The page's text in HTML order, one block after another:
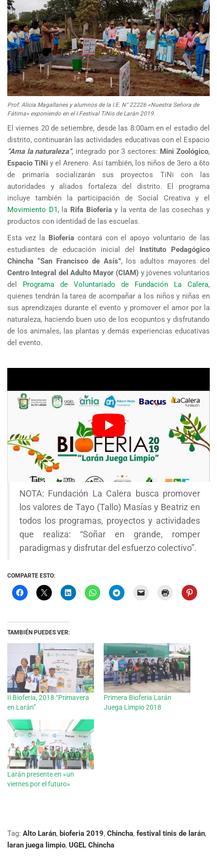
Prof. Alicia Magallanes y alumnos de la I.E. N° 22226 «Nuestra Señora de
Fátima» exponiendo en el I Festival TiNis de Larán 2019.
El viernes 20 de setiembre, desde las 8:00am en el estadio del
distrito, continuarán las actividades educativas con el Espacio
“Ama la naturaleza”, integrado por 3 sectores: Mini Zoológico,
Espacio TiNi y el Arenero. Así también, los niños de 3ero a 6to
de primaria socializarán sus proyectos TiNi con las
autoridades y aliados fortaleza del distrito. El programa
incluye también la participación de Social Creativa y el
Movimiento D1, la Rifa Bioferiay la venta de las cosechas y
productos con identidad de las escuelas.
Esta vez la Bioferiacontará con el apoyo voluntario de las
estudiantes de educación inicial del Instituto Pedagógico
Chincha “San Francisco de Asís”, los adultos mayores del
Centro Integral del Adulto Mayor (CIAM) y jóvenes voluntarios
del Programa de Voluntariado de Fundación La Calera,
quienes tendrán la tarea de acompañar a los niños y niñas en
sus aprendizajes durante el evento y promover el amor por la
naturaleza, haciendo buen uso de los ecopuntos y disfrutando
de los animales, las plantas y demás experiencias educativas
del evento.
NOTA: Fundación La Calera busca promover
los valores de Tayo (Tallo) Masías y Beatriz en
todos los programas, proyectos y actividades
que realiza: “Soñar en grande, romper
paradigmas y disfrutar del esfuerzo colectivo”.
COMPARTE ESTO:
TAMBIÉN PUEDES VER:
II Bioferia, 2018 “Primavera
en Larán”
Primera Bioferia Larán
Juega Limpio 2018
Larán presente en «un
viernes por el futuro»
Tag: Alto Larán, bioferia 2019, Chincha, festival tinis de larán,
laran juega limpio, UGEL Chincha